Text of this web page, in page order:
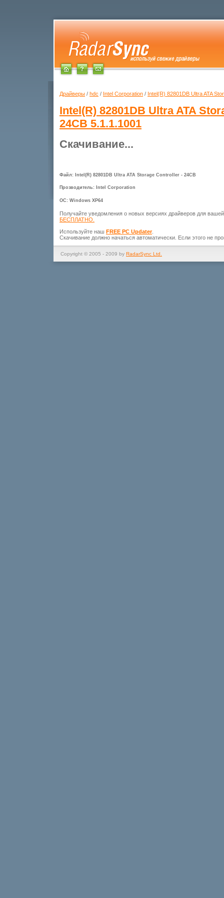
Драйверы / hdc / Intel Corporation / Intel(R) 82801DB Ultra ATA
Intel(R) 82801DB Ultra ATA
24CB 5.1.1.1001
Скачивание...
Файл: Intel(R) 82801DB Ultra ATA Storage Controller - 24CB
Прозводитель: Intel Corporation
ОС: Windows XP64
Получайте уведомления о новых версиях драйверов для
БЕСПЛАТНО.
Используйте наш FREE PC Updater.
Скачивание должно начаться автоматически. Если этого не
Copyright © 2005 - 2009 by RadarSync Ltd.